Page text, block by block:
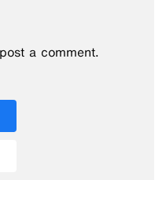
a comment.